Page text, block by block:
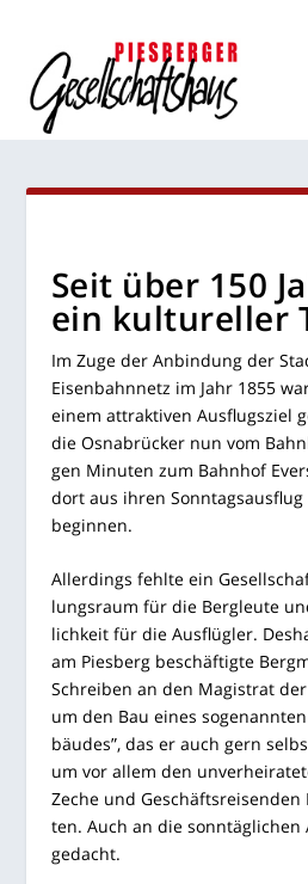
Seit über 150
ein kul­tu­rel­ler
Im Zuge der Anbin­dung der
Eisen­bahn­netz im Jahr 1855
einem attrak­ti­ven Aus­flugs­ziel
die Osna­brü­cker nun vom
gen Minu­ten zum Bahn­hof
dort aus ihren Sonn­tags­aus­flug
beginnen.
Aller­dings fehl­te ein
lungs­raum für die Berg­leu­te
lich­keit für die Aus­flüg­ler.
am Pies­berg beschäf­tig­te
Schrei­ben an den Magis­trat
um den Bau eines
bäu­des”, das er auch gern
um vor allem den
Zeche und
ten. Auch an die sonn­täg­li­chen
gedacht.